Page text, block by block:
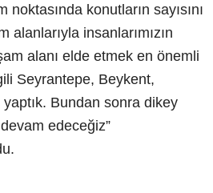
noktasında konutların sayısını
alanlarıyla insanlarımızın
alanı elde etmek en önemli
Seyrantepe, Beykent,
Bundan sonra dikey
edeceğiz”